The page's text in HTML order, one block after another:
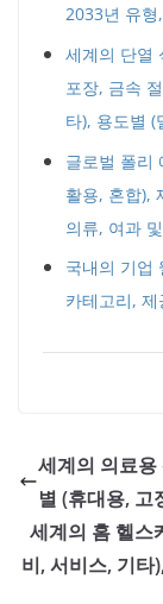
2033년 유형
세계의 단열
포장, 금속
타), 용도별 (
글로벌 폴리
활용, 혼합),
의류, 여과
국내의 기업
카테고리,
세계의 의료
별 (휴대용, 고
세계의 홈 헬스
비, 서비스, 기